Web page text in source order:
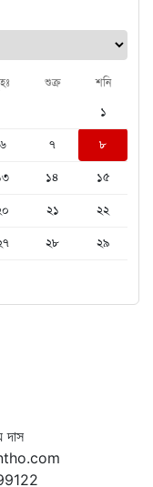
শুক্র শনি
১
৬ ৭
৮
১৪
১৫
২১
২২
২৮
২৯
দাস